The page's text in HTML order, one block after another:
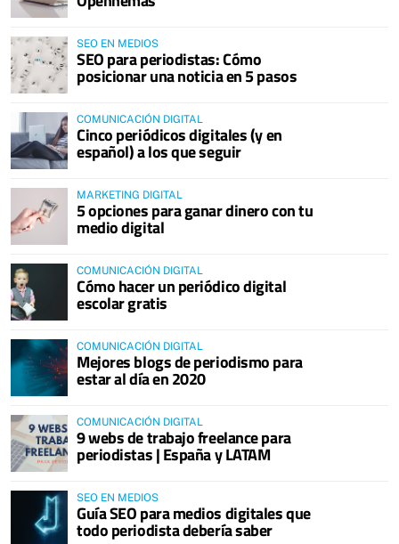
SEO EN MEDIOS
SEO para periodistas: Cómo
posicionar una noticia en 5 pasos
COMUNICACIÓN DIGITAL
Cinco periódicos digitales (y en
español) a los que seguir
MARKETING DIGITAL
5 opciones para ganar dinero con tu
medio digital
COMUNICACIÓN DIGITAL
Cómo hacer un periódico digital
escolar gratis
COMUNICACIÓN DIGITAL
Mejores blogs de periodismo para
estar al día en 2020
COMUNICACIÓN DIGITAL
9 webs de trabajo freelance para
periodistas | España y LATAM
SEO EN MEDIOS
Guía SEO para medios digitales que
todo periodista debería saber